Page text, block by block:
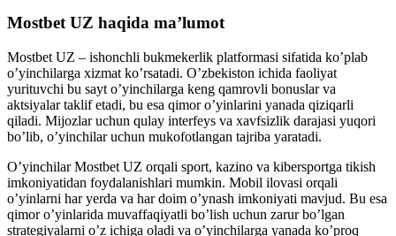
Mostbet UZ haqida ma’lumot
Mostbet UZ – ishonchli bukmekerlik platformasi sifatida ko’plab
o’yinchilarga xizmat ko’rsatadi. O’zbekiston ichida faoliyat
yurituvchi bu sayt o’yinchilarga keng qamrovli bonuslar va
aktsiyalar taklif etadi, bu esa qimor o’yinlarini yanada qiziqarli
qiladi. Mijozlar uchun qulay interfeys va xavfsizlik darajasi yuqori
bo’lib, o’yinchilar uchun mukofotlangan tajriba yaratadi.
O’yinchilar Mostbet UZ orqali sport, kazino va kibersportga tikish
imkoniyatidan foydalanishlari mumkin. Mobil ilovasi orqali
o’yinlarni har yerda va har doim o’ynash imkoniyati mavjud. Bu esa
qimor o’yinlarida muvaffaqiyatli bo’lish uchun zarur bo’lgan
strategiyalarni o’z ichiga oladi va o’yinchilarga yanada ko’proq